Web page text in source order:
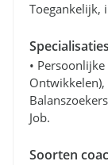
Toegankelijk,
•
Job.
Soorten